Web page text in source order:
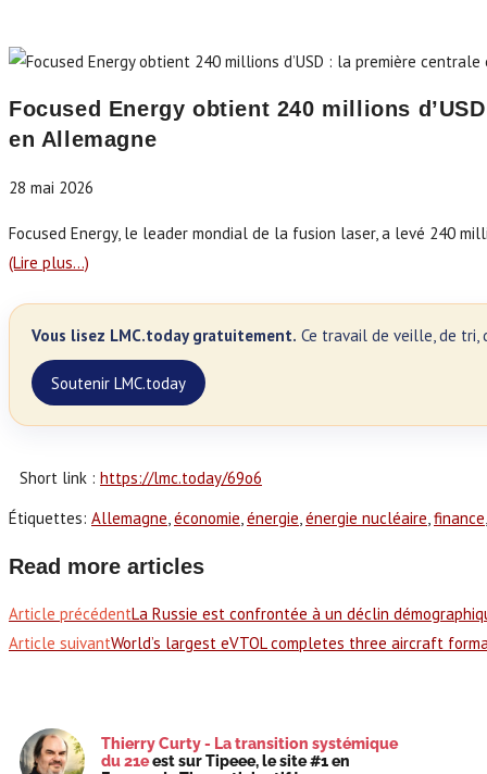
Focused Energy obtient 240 millions
en Allemagne
28 mai 2026
Focused Energy, le leader mondial de la fusion laser, a levé 240
(Lire plus…)
Vous lisez LMC.today gratuitement. Ce travail de veille, de tri,
Soutenir LMC.today
Short link : https://lmc.today/69o6
Étiquettes: Allemagne, économie, énergie, énergie nucléaire, finance,
Read more articles
Article précédentLa Russie est confrontée à un déclin
Article suivantWorld’s largest eVTOL completes three aircraft
Thierry Curty - La transition systémique
du 21eest sur Tipeee, le site #1 en